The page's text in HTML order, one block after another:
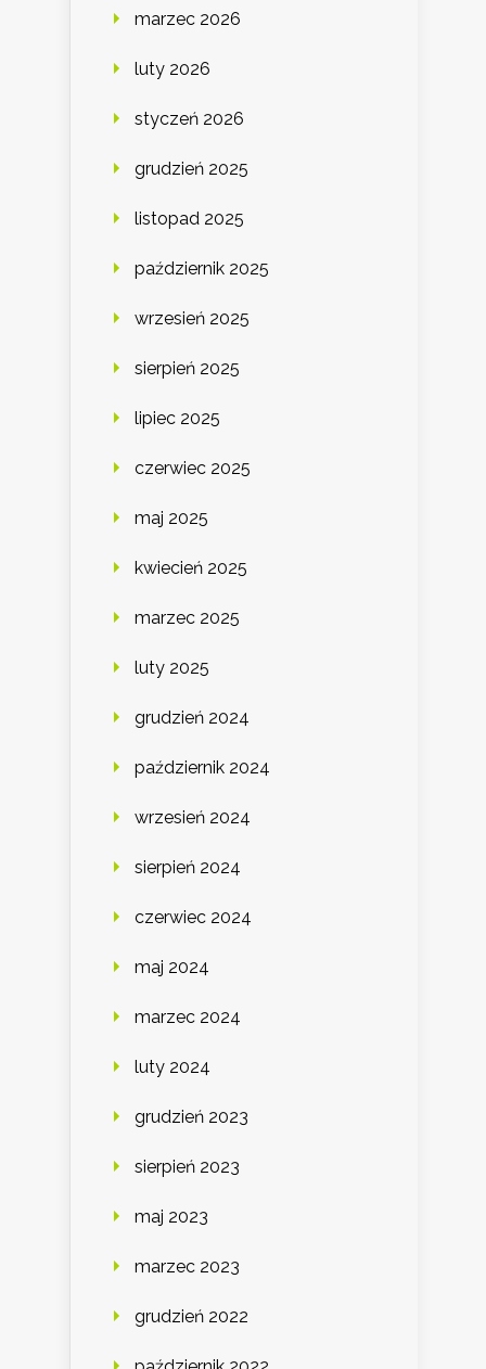
marzec 2026
luty 2026
styczeń 2026
grudzień 2025
listopad 2025
październik 2025
wrzesień 2025
sierpień 2025
lipiec 2025
czerwiec 2025
maj 2025
kwiecień 2025
marzec 2025
luty 2025
grudzień 2024
październik 2024
wrzesień 2024
sierpień 2024
czerwiec 2024
maj 2024
marzec 2024
luty 2024
grudzień 2023
sierpień 2023
maj 2023
marzec 2023
grudzień 2022